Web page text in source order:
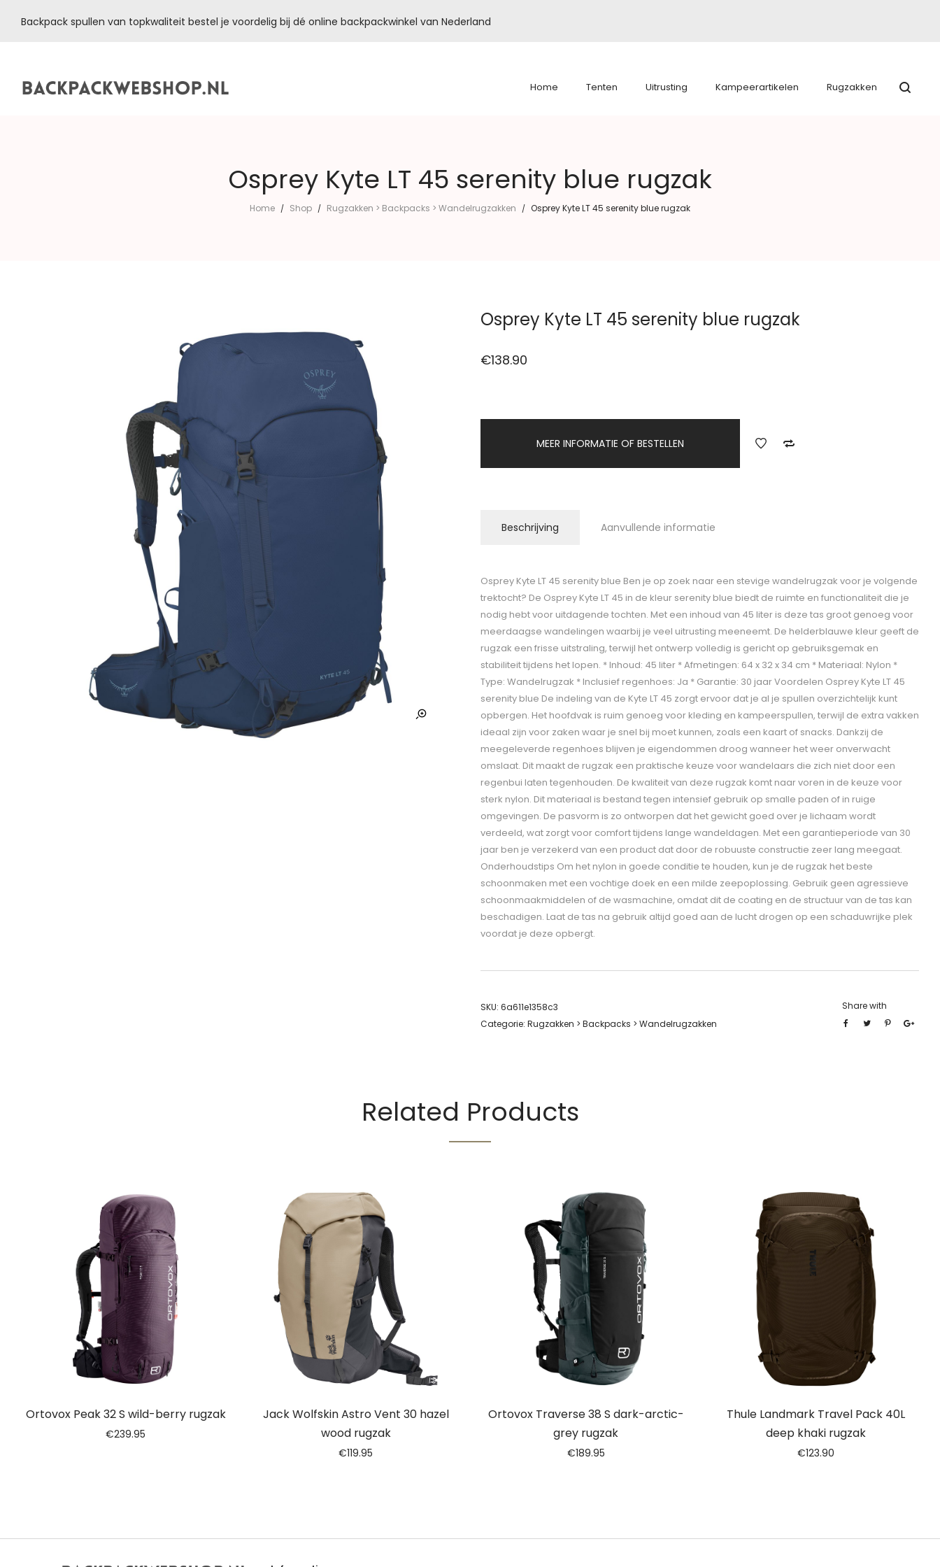
Backpack spullen van topkwaliteit bestel je voordelig bij dé online backpackwinkel van Nederland
Home Tenten Uitrusting Kampeerartikelen Rugzakken
Osprey Kyte LT 45 serenity blue rugzak
Home / Shop / Rugzakken > Backpacks > Wandelrugzakken / Osprey Kyte LT 45 serenity blue rugzak
Osprey Kyte LT 45 serenity blue rugzak
€138.90
MEER INFORMATIE OF BESTELLEN
Beschrijving Aanvullende informatie
Osprey Kyte LT 45 serenity blue Ben je op zoek naar een stevige wandelrugzak voor je volgende
trektocht? De Osprey Kyte LT 45 in de kleur serenity blue biedt de ruimte en functionaliteit die je
nodig hebt voor uitdagende tochten. Met een inhoud van 45 liter is deze tas groot genoeg voor
meerdaagse wandelingen waarbij je veel uitrusting meeneemt. De helderblauwe kleur geeft de
rugzak een frisse uitstraling, terwijl het ontwerp volledig is gericht op gebruiksgemak en
stabiliteit tijdens het lopen. * Inhoud: 45 liter * Afmetingen: 64 x 32 x 34 cm * Materiaal: Nylon *
Type: Wandelrugzak * Inclusief regenhoes: Ja * Garantie: 30 jaar Voordelen Osprey Kyte LT 45
serenity blue De indeling van de Kyte LT 45 zorgt ervoor dat je al je spullen overzichtelijk kunt
opbergen. Het hoofdvak is ruim genoeg voor kleding en kampeerspullen, terwijl de extra vakken
ideaal zijn voor zaken waar je snel bij moet kunnen, zoals een kaart of snacks. Dankzij de
meegeleverde regenhoes blijven je eigendommen droog wanneer het weer onverwacht
omslaat. Dit maakt de rugzak een praktische keuze voor wandelaars die zich niet door een
regenbui laten tegenhouden. De kwaliteit van deze rugzak komt naar voren in de keuze voor
sterk nylon. Dit materiaal is bestand tegen intensief gebruik op smalle paden of in ruige
omgevingen. De pasvorm is zo ontworpen dat het gewicht goed over je lichaam wordt
verdeeld, wat zorgt voor comfort tijdens lange wandeldagen. Met een garantieperiode van 30
jaar ben je verzekerd van een product dat door de robuuste constructie zeer lang meegaat.
Onderhoudstips Om het nylon in goede conditie te houden, kun je de rugzak het beste
schoonmaken met een vochtige doek en een milde zeepoplossing. Gebruik geen agressieve
schoonmaakmiddelen of de wasmachine, omdat dit de coating en de structuur van de tas kan
beschadigen. Laat de tas na gebruik altijd goed aan de lucht drogen op een schaduwrijke plek
voordat je deze opbergt.
SKU: 6a611e1358c3
Categorie: Rugzakken > Backpacks > Wandelrugzakken
Share with
Related Products
Ortovox Peak 32 S wild-berry rugzak
€239.95
Jack Wolfskin Astro Vent 30 hazel
wood rugzak
€119.95
Ortovox Traverse 38 S dark-arctic-
grey rugzak
€189.95
Thule Landmark Travel Pack 40L
deep khaki rugzak
€123.90